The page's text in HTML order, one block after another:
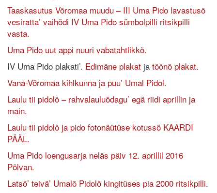
Taaskasutus Võromaa muudu – III Uma Pido lavastusõ
vesiratta’ vaihõdi IV Uma Pido sümbolpilli ritsikpilli
vasta.
Uma Pido uut appi nuuri vabatahtlikkõ.
IV Uma Pido plakati’. Edimäne plakat ja tõõnõ plakat.
Vana-Võromaa kihlkunna ja puu’ Umal Pidol.
Laulu tii pidolõ – rahvalauluõdagu’ egä riidi aprillin ja
main.
Laulu tii pidolõ ja pido fotonäütüse kotussõ KAARDI
PÄÄL.
Uma Pido loengusarja neläs päiv 12. aprillil 2016
Põlvan.
Latsõ’ teivä’ Umalõ Pidolõ kingitüses pia 2000 ritsikpilli.